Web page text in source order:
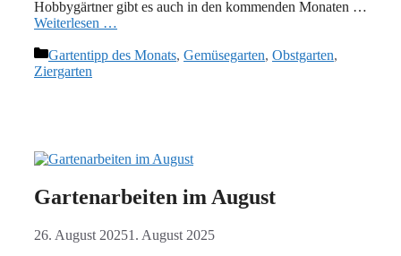
Hobbygärtner gibt es auch in den kommenden Monaten …
Weiterlesen …
Kategorien
Gartentipp des Monats, Gemüsegarten, Obstgarten,
Ziergarten
Gartenarbeiten im August
26. August 20251. August 2025